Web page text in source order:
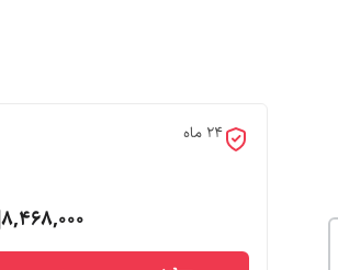
24 ماه
8,468,000